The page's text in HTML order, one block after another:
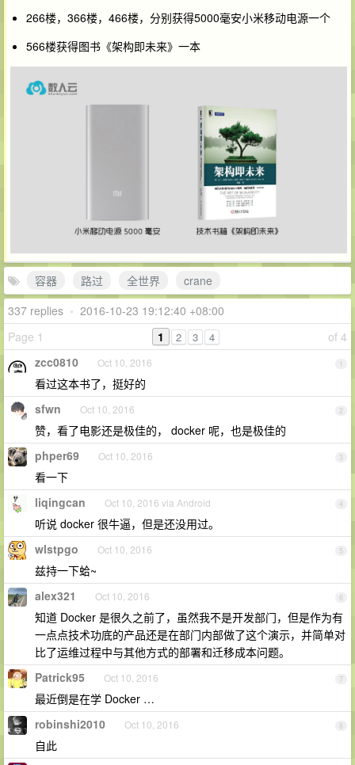
266楼，366楼，466楼，分别获得5000毫安小米移动电源一个
566楼获得图书《架构即未来》一本
容器 路过 全世界
crane
337 replies • 2016-10-23 19:12:40 +08:00
Page 1
of 4
1 2 3 4
1
zcc0810 Oct 10, 2016
看过这本书了，挺好的
2
sfwn Oct 10, 2016
赞，看了电影还是极佳的， docker 呢，也是极佳的
3
phper69 Oct 10, 2016
看一下
4
liqingcan Oct 10, 2016 via Android
听说 docker 很牛逼，但是还没用过。
5
wlstpgo Oct 10, 2016
兹持一下蛤~
6
alex321 Oct 10, 2016
知道 Docker 是很久之前了，虽然我不是开发部门，但是作为有
一点点技术功底的产品还是在部门内部做了这个演示，并简单对
比了运维过程中与其他方式的部署和迁移成本问题。
7
Patrick95 Oct 10, 2016
最近倒是在学 Docker …
8
robinshi2010 Oct 10, 2016
自此